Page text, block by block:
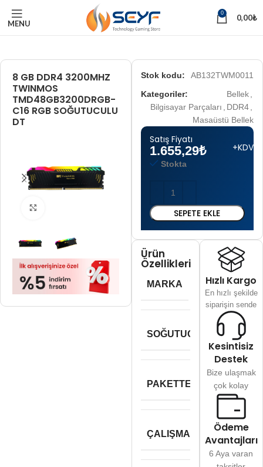
MENU
0 0,00₺
8 GB DDR4 3200MHZ
TWINMOS
TMD48GB3200DRGB-
C16 RGB SOĞUTUCULU
DT
Stok kodu:
AB132TWM0011
Kategoriler:
Bellek
Bilgisayar Parçaları
DDR4
Masaüstü Bellek
Satış Fiyatı
1.655,29₺ +KDV
Stokta
SEPETE EKLE
Ürün
Özellikleri
MARKA Twinmos
SOĞUTUCU RGB
PAKETTEKI RAM SAYISI
ÇALIŞMA VOLTAJI
Hızlı Kargo
En hızlı şekilde
siparişin sende
Kesintisiz
Destek
Bize ulaşmak
çok kolay
Ödeme
Avantajları
6 Aya varan